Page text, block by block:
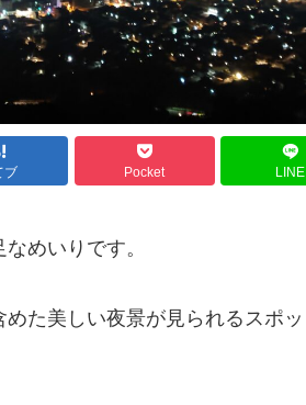
ブ Pocket LINE
めいりです。
た美しい夜景が見られるスポ